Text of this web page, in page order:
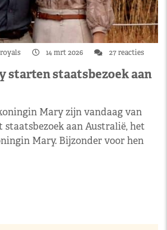
14 mrt 2026 27 reacties
starten staatsbezoek aan
Mary zijn vandaag van
aan Australië, het
Mary. Bijzonder voor hen